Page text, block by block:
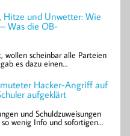
Hitze und Unwetter: Wie
Was die OB-
wollen scheinbar alle Parteien
es dazu einen…
Hacker-Angriff auf
aufgeklärt
und Schuldzuweisungen
wenig Info und sofortigen…